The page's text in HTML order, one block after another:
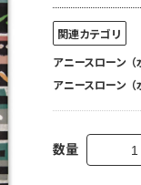
関連カテゴリ
アニースローン（
アニースローン（
数量